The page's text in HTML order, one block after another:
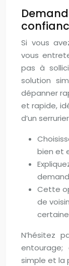
Si vous
vous
pas à
solution
dépanner
et rapide,
d’un
bien et
Cette
de
N’hésitez
simple et la